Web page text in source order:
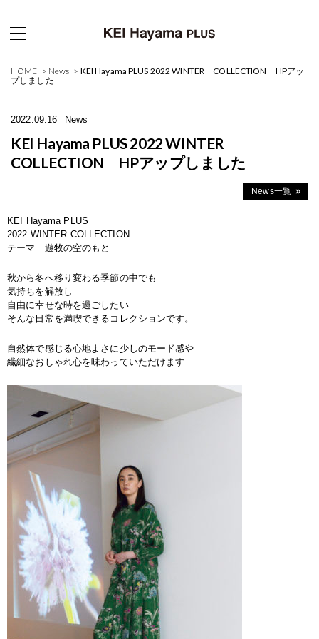
HOME News
KEI Hayama PLUS 2022 WINTER COLLECTION HPアッ
プしました
2022.09.16 News
KEI Hayama PLUS 2022 WINTER
COLLECTION HPアップしました
News一覧
KEI Hayama PLUS
2022 WINTER COLLECTION
テーマ 遊牧の空のもと
秋から冬へ移り変わる季節の中でも
気持ちを解放し
自由に幸せな時を過ごしたい
そんな日常を満喫できるコレクションです。
自然体で感じる心地よさに少しのモード感や
繊細なおしゃれ心を味わっていただけます